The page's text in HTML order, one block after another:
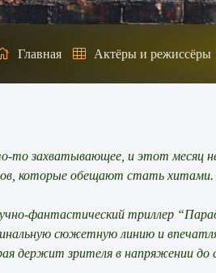
Главная Актёры и режиссёры
то захватывающее, и этот месяц
которые обещают стать хитами.
фантастический триллер
сюжетную линию и
держит зрителя в напряжении до